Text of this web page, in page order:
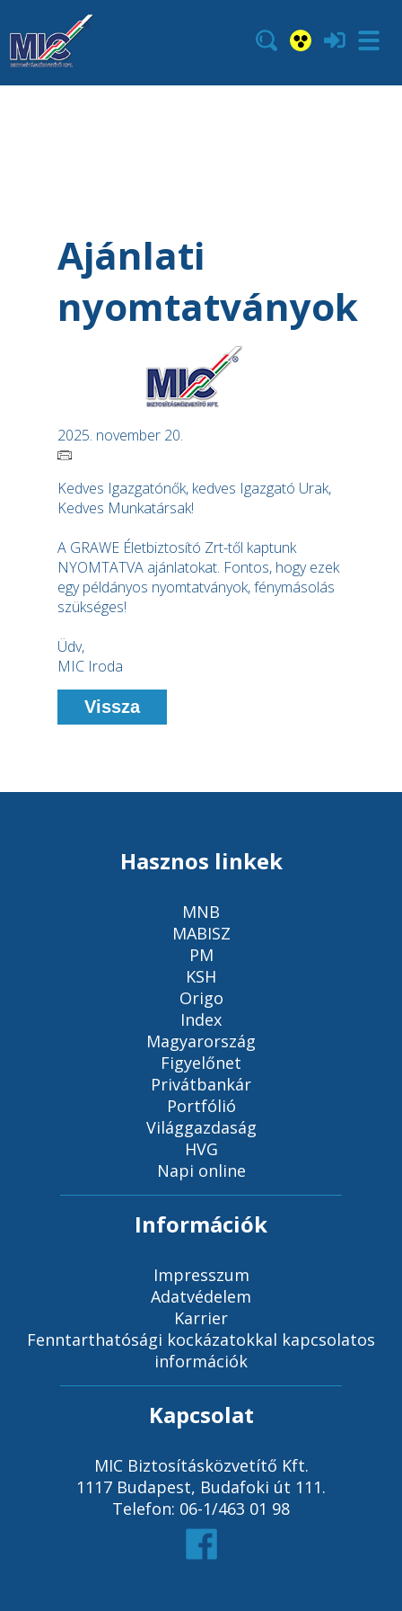
Ajánlati
nyomtatványok
2025. november 20.
Kedves Igazgatónők, kedves Igazgató Urak,
Kedves Munkatársak!
A GRAWE Életbiztosító Zrt-től kaptunk
NYOMTATVA ajánlatokat. Fontos, hogy ezek
egy példányos nyomtatványok, fénymásolás
szükséges!
Üdv,
MIC Iroda
Vissza
Hasznos linkek
MNB
MABISZ
PM
KSH
Origo
Index
Magyarország
Figyelőnet
Privátbankár
Portfólió
Világgazdaság
HVG
Napi online
Információk
Impresszum
Adatvédelem
Karrier
Fenntarthatósági kockázatokkal kapcsolatos
információk
Kapcsolat
MIC Biztosításközvetítő Kft.
1117 Budapest, Budafoki út 111.
Telefon: 06-1/463 01 98